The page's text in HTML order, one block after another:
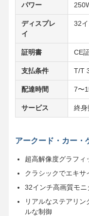
パワー
ディスプレ
イ
32
証明書 CE
支払条件 T/T
配達時間 7〜
サービス 終身
アークード・カー・
超高解像度グラフィ
クラシックでエキサ
32インチ高画質モニ
リアルなステアリ
ルな制御